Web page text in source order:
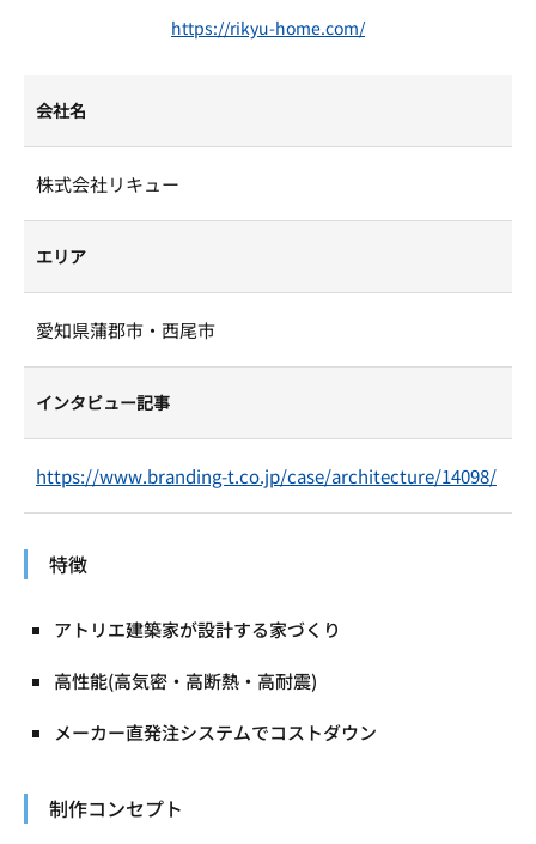
https://rikyu-home.com/
会社名
株式会社リキュー
エリア
愛知県蒲郡市・西尾市
インタビュー記事
https://www.branding-t.co.jp/case/architecture/14098/
特徴
アトリエ建築家が設計する家づくり
高性能(高気密・高断熱・高耐震)
メーカー直発注システムでコストダウン
制作コンセプト